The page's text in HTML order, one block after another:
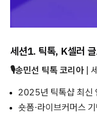
세션1. 틱톡, K셀러
🎙송민선 틱톡 코리아 |
2025년 틱톡샵 최신
숏폼·라이브커머스